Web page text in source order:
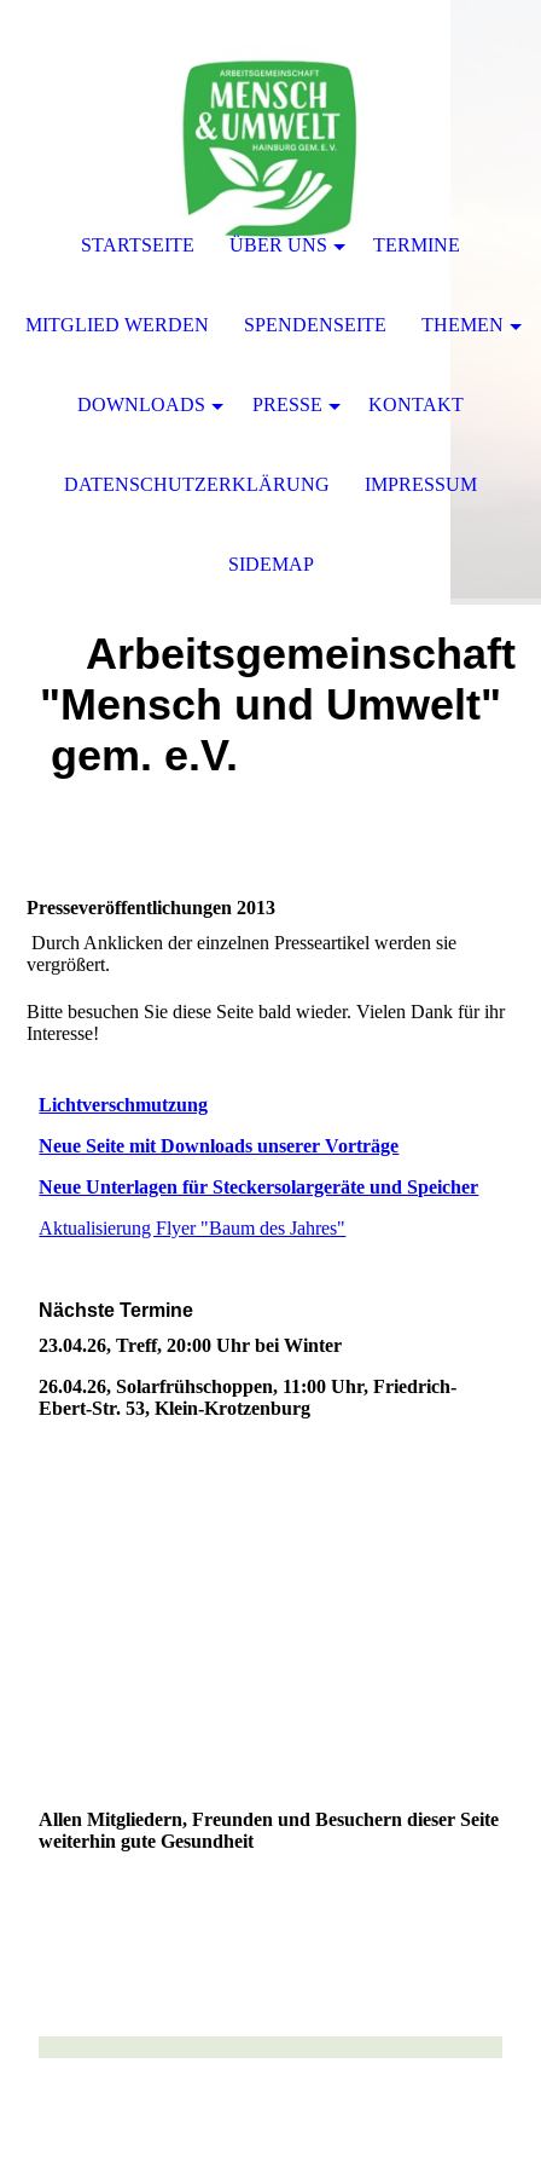
Arbeitsgemeinschaft
"Mensch und Umwelt"
gem. e.V.
Presseveröffentlichungen 2013
Durch Anklicken der einzelnen Presseartikel werden sie
vergrößert.
Bitte besuchen Sie diese Seite bald wieder. Vielen Dank für ihr
Interesse!
Lichtverschmutzung
Neue Seite mit Downloads unserer Vorträge
Neue Unterlagen für Steckersolargeräte und Speicher
Aktualisierung Flyer "Baum des Jahres"
Nächste Termine
23.04.26, Treff, 20:00 Uhr bei Winter
26.04.26, Solarfrühschoppen, 11:00 Uhr, Friedrich-
Ebert-Str. 53, Klein-Krotzenburg
Allen Mitgliedern, Freunden und Besuchern dieser Seite
weiterhin gute Gesundheit
STARTSEITE ÜBER UNS TERMINE
MITGLIED WERDEN SPENDENSEITE THEMEN
DOWNLOADS PRESSE KONTAKT
DATENSCHUTZERKLÄRUNG IMPRESSUM
SIDEMAP